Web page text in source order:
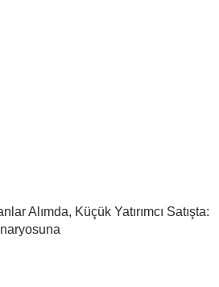
Alımda, Küçük Yatırımcı Satışta: